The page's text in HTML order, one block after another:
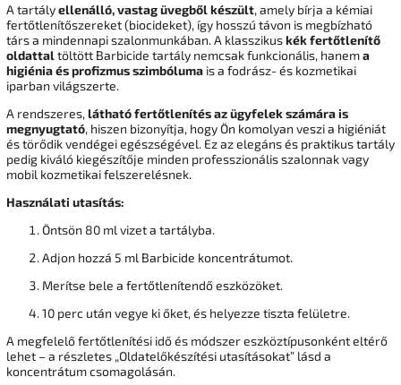
A tartályellenálló, vastag üvegből készült, amely bírja a kémiai
fertőtlenítőszereket (biocideket), így hosszú távon is megbízható
társ a mindennapi szalonmunkában. A klasszikuskék fertőtlenítő
oldattaltöltött Barbicide tartály nemcsak funkcionális, hanema
higiénia és profizmus szimbóluma is a fodrász- és kozmetikai
iparban világszerte.
A rendszeres,látható fertőtlenítés az ügyfelek számára is
megnyugtató, hiszen bizonyítja, hogy Ön komolyan veszi a higiéniát
és törődik vendégei egészségével. Ez az elegáns és praktikus tartály
pedig kiváló kiegészítője minden professzionális szalonnak vagy
mobil kozmetikai felszerelésnek.
Használati utasítás:
Öntsön 80 ml vizet a tartályba.
Adjon hozzá 5 ml Barbicide koncentrátumot.
Merítse bele a fertőtlenítendő eszközöket.
10 perc után vegye ki őket, és helyezze tiszta felületre.
A megfelelő fertőtlenítési idő és módszer eszköztípusonként eltérő
lehet – a részletes „Oldatelőkészítési utasításokat” lásd a
koncentrátum csomagolásán.